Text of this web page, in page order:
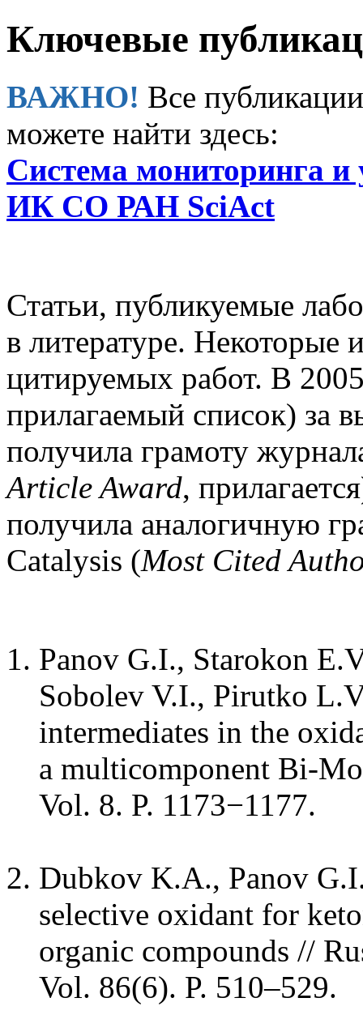
Ключевые
ВАЖНО! Все
можете найти здесь:
Система мониторинга и
ИК СО РАН SciAct
Статьи, публикуемые
в литературе. Некоторые
цитируемых работ. В
прилагаемый список) за
получила грамоту
Article Award,
получила аналогичную
Catalysis (Most Cited
Panov G.I., Starokon
Sobolev V.I., Pirutko
intermediates in the
a multicomponent Bi-
Vol. 8. P. 1173−1177.
Dubkov K.A., Panov
selective oxidant for
organic compounds //
Vol. 86(6). P. 510–529.